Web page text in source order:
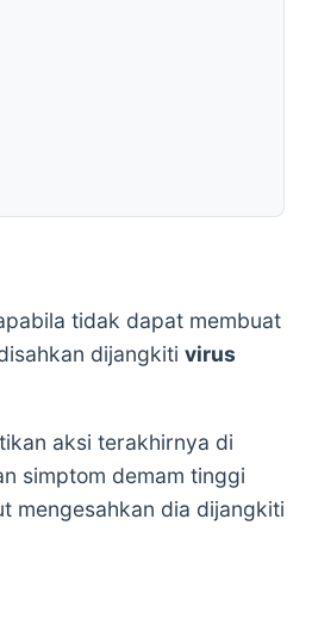
tidak dapat membuat
dijangkiti virus
aksi terakhirnya di
simptom demam tinggi
mengesahkan dia dijangkiti